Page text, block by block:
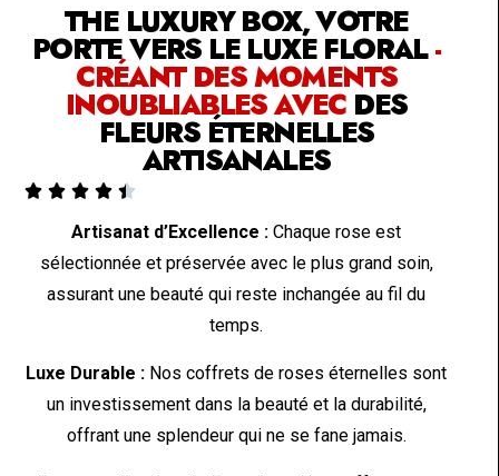
THE LUXURY BOX, VOTRE
PORTE VERS LE LUXE FLORAL-
CRÉANT DES MOMENTS
INOUBLIABLES AVEC DES
FLEURS ÉTERNELLES
ARTISANALES
    
Artisanat d’Excellence : Chaque rose est
sélectionnée et préservée avec le plus grand soin,
assurant une beauté qui reste inchangée au fil du
temps.
Luxe Durable : Nos coffrets de roses éternelles sont
un investissement dans la beauté et la durabilité,
offrant une splendeur qui ne se fane jamais.